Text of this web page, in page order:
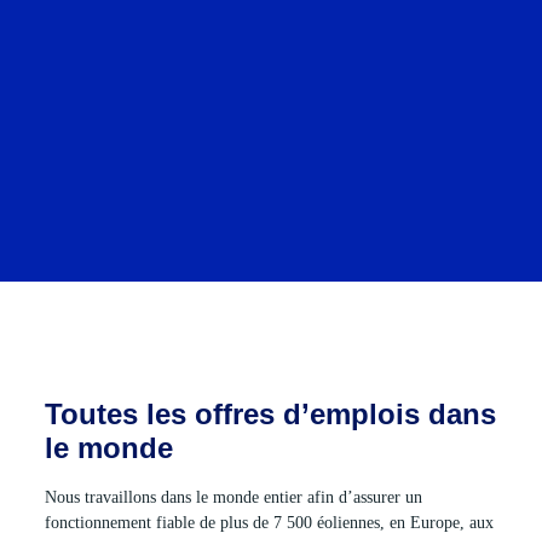
Toutes les offres d’emplois dans
le monde
Nous travaillons dans le monde entier afin d’assurer un
fonctionnement fiable de plus de 7 500 éoliennes, en Europe, aux